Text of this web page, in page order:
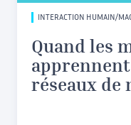
INTERACTION HUMAIN/
Quand les
apprennent
réseaux de